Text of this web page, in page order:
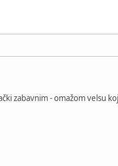
zabavnim - omažom velsu